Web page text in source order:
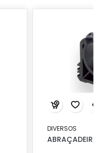
DIVERSOS
ABRAÇADEIRA